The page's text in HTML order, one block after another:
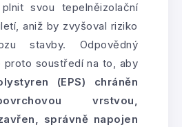
svou tepelněizolační
aniž by zvyšoval riziko
stavby. Odpovědný
proto soustředí na to, aby
(EPS) chráněn
vrstvou,
správně napojen